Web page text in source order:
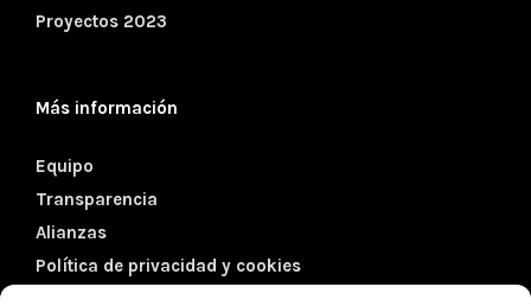
Proyectos 2023
Más información
Equipo
Transparencia
Alianzas
Política de privacidad y cookies